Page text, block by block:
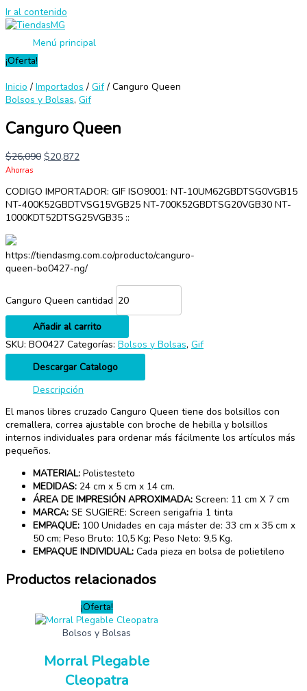
Ir al contenido
Menú principal
¡Oferta!
Inicio / Importados / Gif/ Canguro Queen
Bolsos y Bolsas, Gif
Canguro Queen
$26,090 $20,872
Ahorras
CODIGO IMPORTADOR: GIF ISO9001: NT-10UM62GBDTSG0VGB15
NT-400K52GBDTVSG15VGB25 NT-700K52GBDTSG20VGB30 NT-
1000KDT52DTSG25VGB35 ::
https://tiendasmg.com.co/producto/canguro-
queen-bo0427-ng/
Canguro Queen cantidad
Añadir al carrito
SKU: BO0427 Categorías: Bolsos y Bolsas, Gif
Descargar Catalogo
Descripción
El manos libres cruzado Canguro Queen tiene dos bolsillos con
cremallera, correa ajustable con broche de hebilla y bolsillos
internos individuales para ordenar más fácilmente los artículos más
pequeños.
MATERIAL: Polistesteto
MEDIDAS: 24 cm x 5 cm x 14 cm.
ÁREA DE IMPRESIÓN APROXIMADA: Screen: 11 cm X 7 cm
MARCA: SE SUGIERE: Screen serigafria 1 tinta
EMPAQUE: 100 Unidades en caja máster de: 33 cm x 35 cm x
50 cm; Peso Bruto: 10,5 Kg; Peso Neto: 9,5 Kg.
EMPAQUE INDIVIDUAL: Cada pieza en bolsa de polietileno
Productos relacionados
¡Oferta!
Bolsos y Bolsas
Morral Plegable
Cleopatra